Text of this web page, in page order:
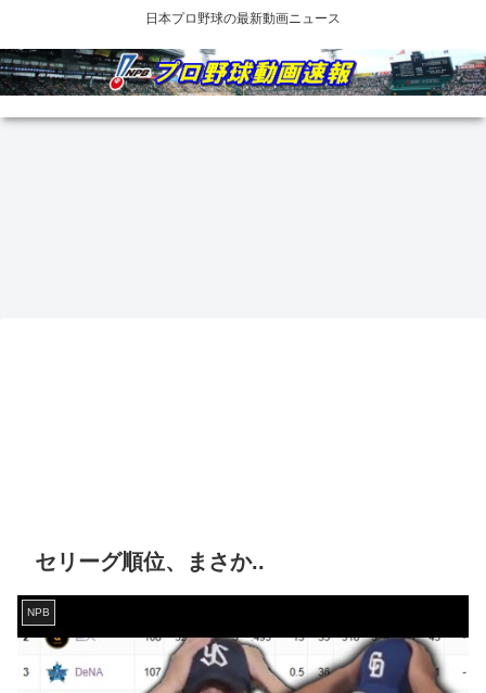
日本プロ野球の最新動画ニュース
セリーグ順位、まさか..
NPB